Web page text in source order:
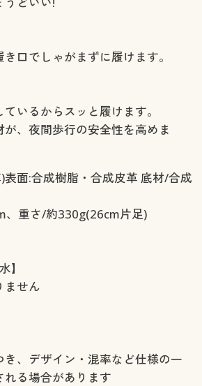
口でしゃがまずに履けます。
いるからスッと履けます。
、夜間歩行の安全性を高めま
面:合成樹脂・合成皮革 底材/合成
重さ/約330g(26cm片足)
】
せん
、デザイン・混率など仕様の一
る場合があります